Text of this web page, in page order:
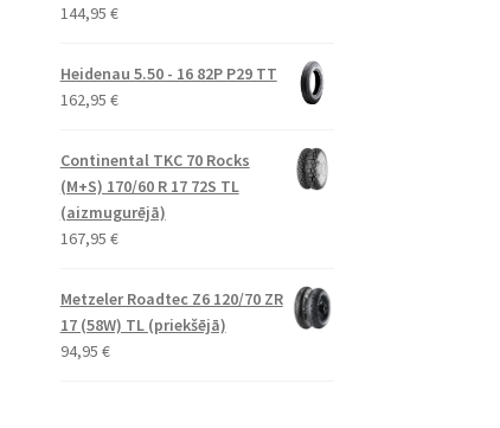
144,95 €
Heidenau 5.50 - 16 82P P29 TT
162,95 €
Continental TKC 70 Rocks
(M+S) 170/60 R 17 72S TL
(aizmugurējā)
167,95 €
Metzeler Roadtec Z6 120/70 ZR
17 (58W) TL (priekšējā)
94,95 €